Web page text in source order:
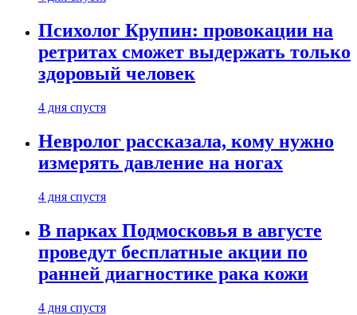
Психолог Крупин: провокации на
ретритах сможет выдержать только
здоровый человек
4 дня спустя
Невролог рассказала, кому нужно
измерять давление на ногах
4 дня спустя
В парках Подмосковья в августе
проведут бесплатные акции по
ранней диагностике рака кожи
4 дня спустя